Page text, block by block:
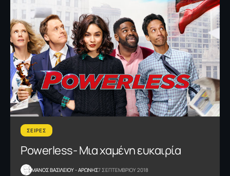
ΣΕΙΡΕΣ
Powerless- Μια χαμένη ευκαιρία
ΜΑΝΟΣ ΒΑΣΙΛΕΙΟΥ - ΑΡΩΝΗΣ7 ΣΕΠΤΕΜΒΡΙΟΥ 2018